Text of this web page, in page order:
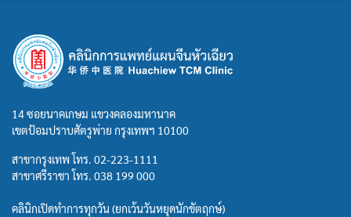
14 ซอยนาคเกษม แขวงคลองมหานาค
เขตป้อมปราบศัตรูพ่าย กรุงเทพฯ 10100
สาขากรุงเทพ โทร. 02-223-1111
สาขาศรีราชา โทร. 038 199 000
คลินิกเปิดทำการทุกวัน (ยกเว้นวันหยุดนักขัตฤกษ์)